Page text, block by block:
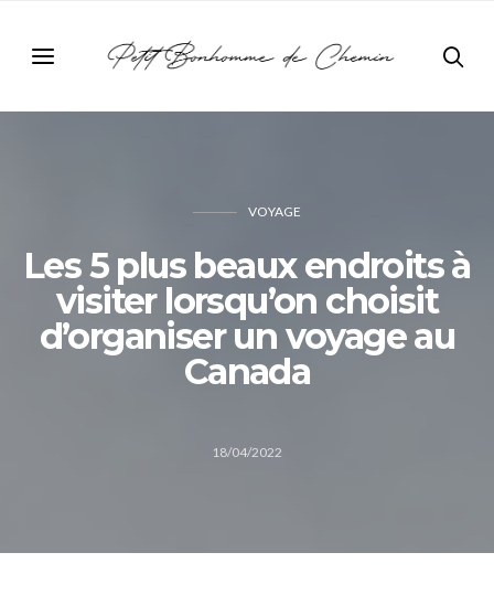
VOYAGE
Les 5 plus beaux endroits à
visiter lorsqu’on choisit
d’organiser un voyage au
Canada
18/04/2022